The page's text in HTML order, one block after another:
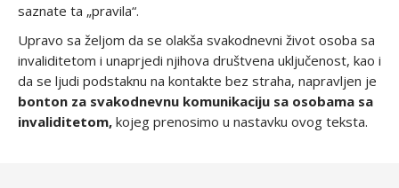
saznate ta „pravila“.
Upravo sa željom da se olakša svakodnevni život osoba sa
invaliditetom i unaprjedi njihova društvena uključenost, kao i
da se ljudi podstaknu na kontakte bez straha, napravljen je
bonton za svakodnevnu komunikaciju sa osobama sa
invaliditetom, kojeg prenosimo u nastavku ovog teksta.